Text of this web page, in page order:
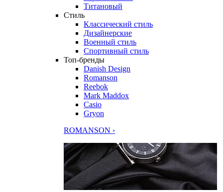
Титановый
Стиль
Классический стиль
Дизайнерские
Военный стиль
Спортивный стиль
Топ-бренды
Danish Design
Romanson
Reebok
Mark Maddox
Casio
Gryon
ROMANSON ›